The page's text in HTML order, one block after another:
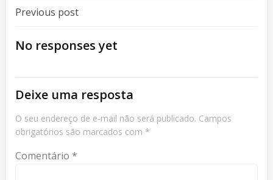
Navegação
De
Previous post
No responses yet
Deixe uma resposta
O seu endereço de e-mail não será publicado. Campos
obrigatórios são marcados com *
Comentário *